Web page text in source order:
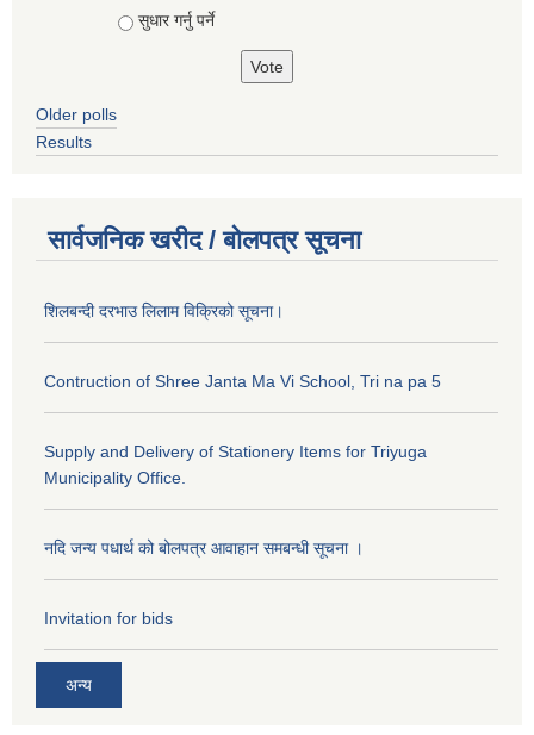
सुधार गर्नु पर्ने
Older polls
Results
सार्वजनिक खरीद / बोलपत्र सूचना
शिलबन्दी दरभाउ लिलाम विक्रिको सूचना।
Contruction of Shree Janta Ma Vi School, Tri na pa 5
Supply and Delivery of Stationery Items for Triyuga
Municipality Office.
नदि जन्य पधार्थ को बोलपत्र आवाहान समबन्धी सूचना ।
Invitation for bids
अन्य